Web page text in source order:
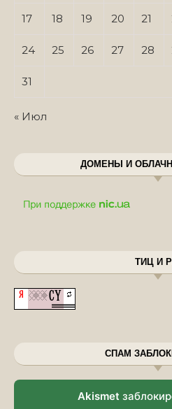
17 18 19 20 21
24 25 26 27 28
31
« Июл
ДОМЕНЫ И
ТИЦ И
СПАМ
Akismet